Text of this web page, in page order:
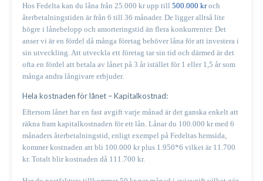
Hos Fedelta kan du låna från 25.000 kr upp till 500.000 kroch
återbetalningstiden är från 6 till 36 månader. De ligger alltså lite
högre i lånebelopp och amorteringstid än flera konkurrenter. Det
anser vi är en fördel då många företag behöver låna för att investera i
sin utveckling. Att utveckla ett företag tar sin tid och därmed är det
ofta en fördel att betala av lånet på 3 år istället för 1 eller 1,5 år som
många andra långivare erbjuder.
Hela kostnaden för lånet – Kapitalkostnad:
Eftersom lånet har en fast avgift varje månad är det ganska enkelt att
räkna fram kapitalkostnaden för ett lån. Lånar du 100.000 kr med 6
månaders återbetalningstid, enligt exempel på Fedeltas hemsida,
kommer kostnaden att bli 100.000 kr plus 1.950*6 vilket är 11.700
kr. Totalt blir kostnaden då 111.700 kr.